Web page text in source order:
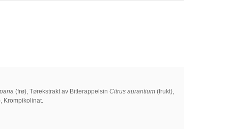
(frø), Tørekstrakt av Bitterappelsin Citrus aurantium(frukt),
Krompikolinat.